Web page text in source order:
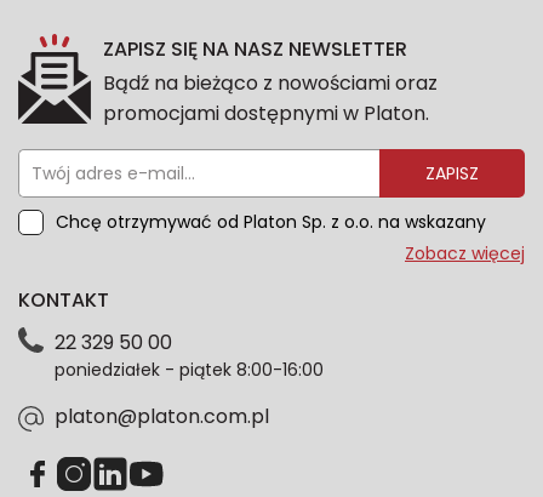
ZAPISZ SIĘ NA NASZ NEWSLETTER
Bądź na bieżąco z nowościami oraz
promocjami dostępnymi w Platon.
ZAPISZ
Chcę otrzymywać od Platon Sp. z o.o. na wskazany
przeze mnie adres e-mail informacje marketingowe
dotyczące danych osobowych znajdziesz w naszej
każdym czasie. Wycofanie zgody nie wpłynie na
zgodność z prawem przetwarzania dokonanego przed
Zobacz więcej
KONTAKT
22 329 50 00
poniedziałek - piątek 8:00-16:00
platon@platon.com.pl